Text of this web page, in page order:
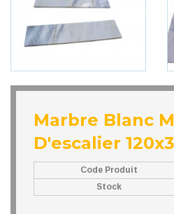
Marbre Blanc
D'escalier
Code Produit
Stock